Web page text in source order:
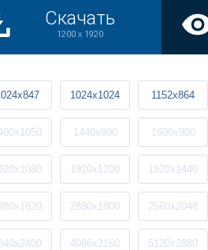
Скачать
1200 x 1920
1024x1024 1152x864
1440x900 1600x900
1920x1200 1920x1440
2880x1800 2560x2048
4096x2160 5120x2880